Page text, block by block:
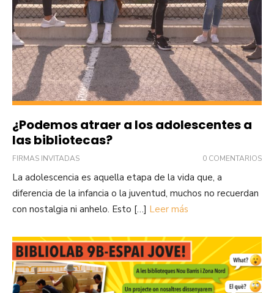
¿Podemos atraer a los adolescentes a
las bibliotecas?
FIRMAS INVITADAS 0 COMENTARIOS
La adolescencia es aquella etapa de la vida que, a
diferencia de la infancia o la juventud, muchos no recuerdan
con nostalgia ni anhelo. Esto […] Leer más